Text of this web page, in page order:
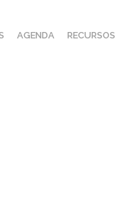
AGENDA RECURSOS